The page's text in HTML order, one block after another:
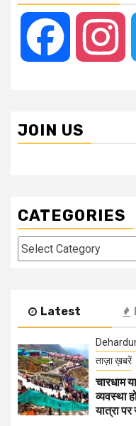
Facebook
JOIN US
CATEGORIES
Categories
Latest
ताज़ा ख़बरें
चारधाम
व्यवस्था
यात्रा